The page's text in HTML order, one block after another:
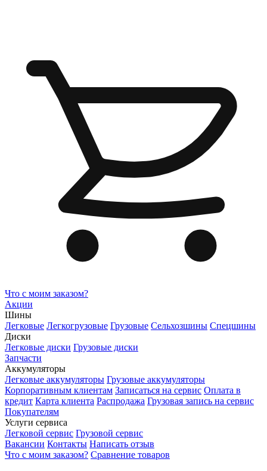
Что с моим заказом?
Акции
Шины
Легковые Легкогрузовые Грузовые Сельхозшины Спецшины
Диски
Легковые диски Грузовые диски
Запчасти
Аккумуляторы
Легковые аккумуляторы Грузовые аккумуляторы
Корпоративным клиентам Записаться на сервис Оплата в
кредит Карта клиента Распродажа Грузовая запись на сервис
Покупателям
Услуги сервиса
Легковой сервис Грузовой сервис
Вакансии Контакты Написать отзыв
Что с моим заказом? Сравнение товаров